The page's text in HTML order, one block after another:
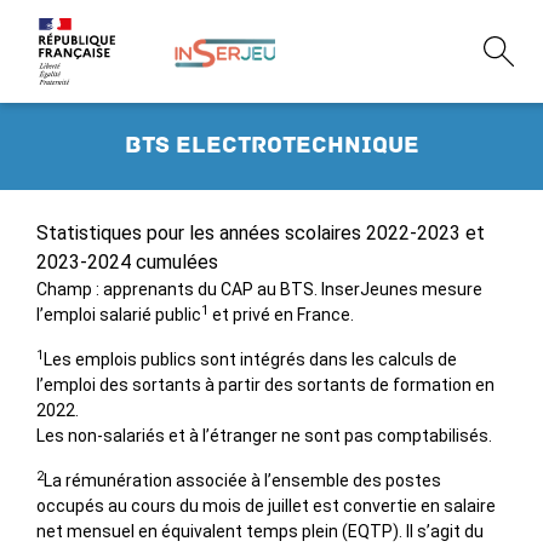
BTS electrotechnique
Statistiques pour les années scolaires 2022-2023 et
2023-2024 cumulées
Champ : apprenants du CAP au BTS. InserJeunes mesure
l’emploi salarié public1 et privé en France.
1 Les emplois publics sont intégrés dans les calculs de
l’emploi des sortants à partir des sortants de formation en
2022.
Les non-salariés et à l’étranger ne sont pas comptabilisés.
2La rémunération associée à l’ensemble des postes
occupés au cours du mois de juillet est convertie en salaire
net mensuel en équivalent temps plein (EQTP). Il s’agit du